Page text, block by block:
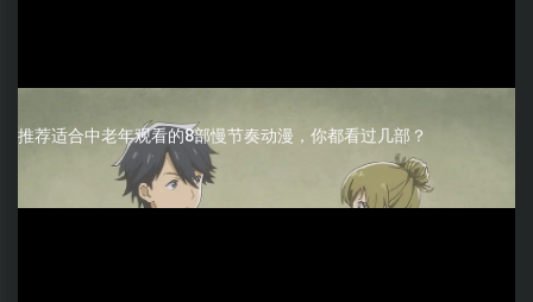
推荐适合中老年观看的8部慢节奏动漫，你都看过几部？